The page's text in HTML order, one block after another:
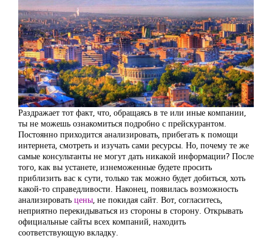
Раздражает тот факт, что, обращаясь в те или иные компании,
ты не можешь ознакомиться подробно с прейскурантом.
Постоянно приходится анализировать, прибегать к помощи
интернета, смотреть и изучать сами ресурсы. Но, почему те же
самые консультанты не могут дать никакой информации? После
того, как вы устанете, изнеможенные будете просить
приблизить вас к сути, только так можно будет добиться, хоть
какой-то справедливости. Наконец, появилась возможность
анализировать цены , не покидая сайт. Вот, согласитесь,
неприятно перекидываться из стороны в сторону. Открывать
официальные сайты всех компаний, находить
соответствующую вкладку.